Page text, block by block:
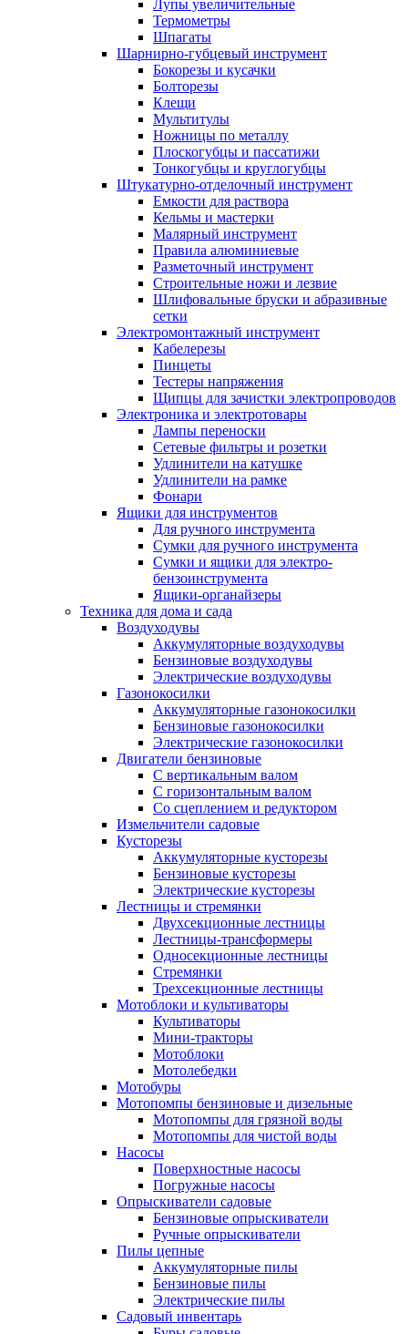
Лупы увеличительные
Термометры
Шпагаты
Шарнирно-губцевый инструмент
Бокорезы и кусачки
Болторезы
Клещи
Мультитулы
Ножницы по металлу
Плоскогубцы и пассатижи
Тонкогубцы и круглогубцы
Штукатурно-отделочный инструмент
Емкости для раствора
Кельмы и мастерки
Малярный инструмент
Правила алюминиевые
Разметочный инструмент
Строительные ножи и лезвие
Шлифовальные бруски и абразивные
сетки
Электромонтажный инструмент
Кабелерезы
Пинцеты
Тестеры напряжения
Щипцы для зачистки электропроводов
Электроника и электротовары
Лампы переноски
Сетевые фильтры и розетки
Удлинители на катушке
Удлинители на рамке
Фонари
Ящики для инструментов
Для ручного инструмента
Сумки для ручного инструмента
Сумки и ящики для электро-
бензоинструмента
Ящики-органайзеры
Техника для дома и сада
Воздуходувы
Аккумуляторные воздуходувы
Бензиновые воздуходувы
Электрические воздуходувы
Газонокосилки
Аккумуляторные газонокосилки
Бензиновые газонокосилки
Электрические газонокосилки
Двигатели бензиновые
С вертикальным валом
С горизонтальным валом
Со сцеплением и редуктором
Измельчители садовые
Кусторезы
Аккумуляторные кусторезы
Бензиновые кусторезы
Электрические кусторезы
Лестницы и стремянки
Двухсекционные лестницы
Лестницы-трансформеры
Односекционные лестницы
Стремянки
Трехсекционные лестницы
Мотоблоки и культиваторы
Культиваторы
Мини-тракторы
Мотоблоки
Мотолебедки
Мотобуры
Мотопомпы бензиновые и дизельные
Мотопомпы для грязной воды
Мотопомпы для чистой воды
Насосы
Поверхностные насосы
Погружные насосы
Опрыскиватели садовые
Бензиновые опрыскиватели
Ручные опрыскиватели
Пилы цепные
Аккумуляторные пилы
Бензиновые пилы
Электрические пилы
Садовый инвентарь